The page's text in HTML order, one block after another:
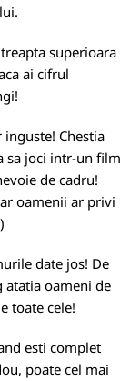
superioara
ai cifrul
Chestia
sa joci intr-un film
de cadru!
oamenii ar privi
date jos! De
atatia oameni de
toate cele!
esti complet
poate cel mai